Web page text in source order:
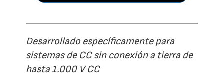
Desarrollado específicamente para
sistemas de CC sin conexión a tierra de
hasta 1.000 V CC